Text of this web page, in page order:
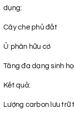
dụng:
Cây che phủ đất
Ủ phân hữu cơ
Tăng đa dạng sinh
Kết quả:
Lượng carbon lưu